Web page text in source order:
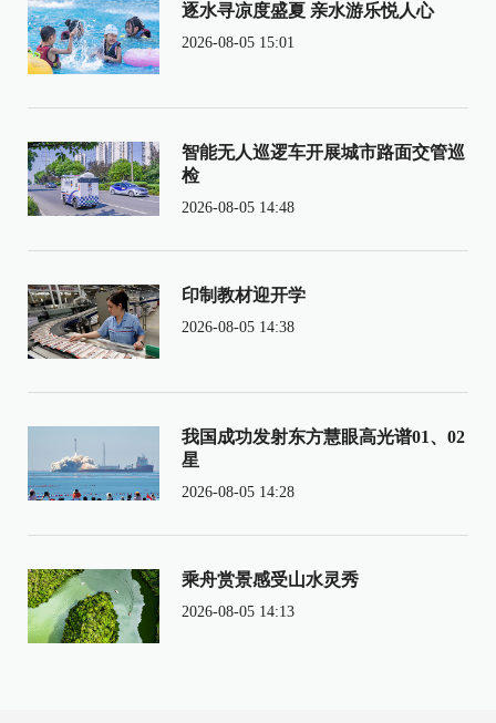
逐水寻凉度盛夏 亲水游乐悦人心
2026-08-05 15:01
智能无人巡逻车开展城市路面交管巡
检
2026-08-05 14:48
印制教材迎开学
2026-08-05 14:38
我国成功发射东方慧眼高光谱01、02
星
2026-08-05 14:28
乘舟赏景感受山水灵秀
2026-08-05 14:13